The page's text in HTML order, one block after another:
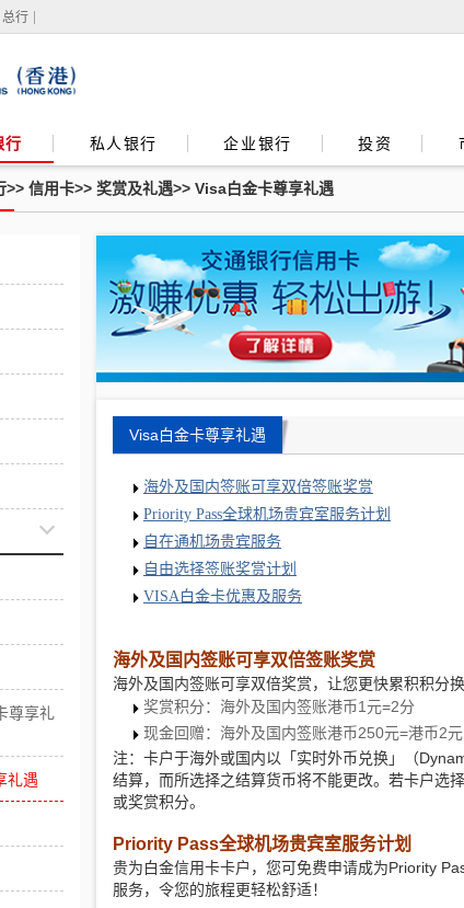
总行
行 私人银行 企业银行 投资
>> 信用卡>> 奖赏及礼遇>> Visa白金卡尊享礼遇
尊享礼
礼遇
Visa白金卡尊享礼遇
海外及国内签账可享双倍签账奖赏
Priority Pass全球机场贵宾室服务计划
自在通机场贵宾服务
自由选择签账奖赏计划
VISA白金卡优惠及服务
海外及国内签账可享双倍签账奖赏
海外及国内签账可享双倍奖赏，让您更快累积积分
奖赏积分：海外及国内签账港币1元=2分
现金回赠：海外及国内签账港币250元=港币2元
注：卡户于海外或国内以「实时外币兑换」（
结算，而所选择之结算货币将不能更改。若卡户选
或奖赏积分。
Priority Pass全球机场贵宾室服务计划
贵为白金信用卡卡户，您可免费申请成为Priority
服务，令您的旅程更轻松舒适！